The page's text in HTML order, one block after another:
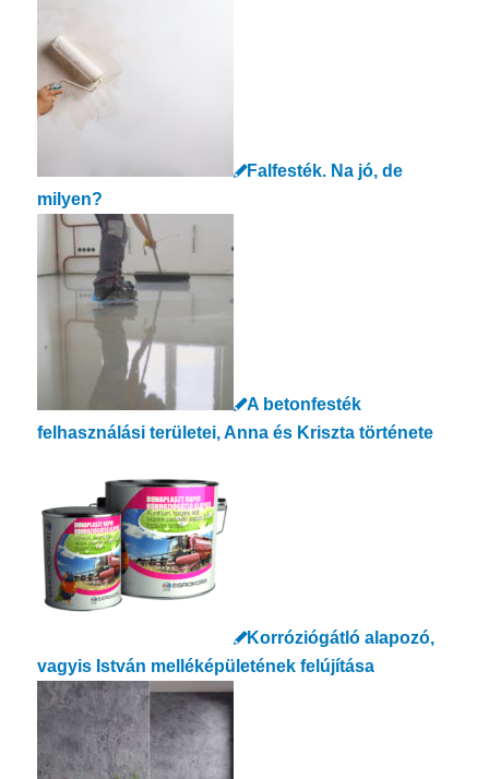
Falfesték. Na jó, de
milyen?
A betonfesték
felhasználási területei, Anna és Kriszta története
Korróziógátló alapozó,
vagyis István melléképületének felújítása